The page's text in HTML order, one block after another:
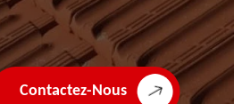
Contactez-Nous